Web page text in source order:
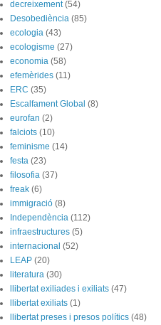
decreixement (54)
Desobediència (85)
ecologia (43)
ecologisme (27)
economia (58)
efemèrides (11)
ERC (35)
Escalfament Global (8)
eurofan (2)
falciots (10)
feminisme (14)
festa (23)
filosofia (37)
freak (6)
immigració (8)
Independència (112)
infraestructures (5)
internacional (52)
LEAP (20)
literatura (30)
llibertat exiliades i exiliats (47)
llibertat exiliats (1)
llibertat preses i presos polítics (48)